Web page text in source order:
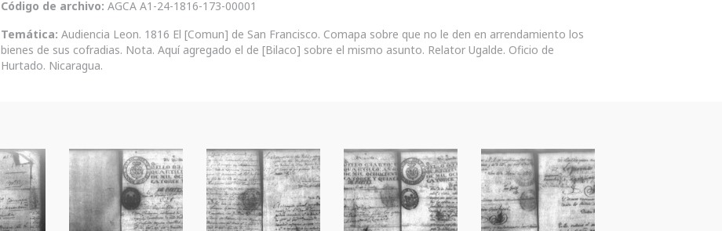
Código de archivo: AGCA A1-24-1816-173-00001
Temática: Audiencia Leon. 1816 El [Comun] de San Francisco. Comapa sobre que no le den en arrendamiento los
bienes de sus cofradias. Nota. Aquí agregado el de [Bilaco] sobre el mismo asunto. Relator Ugalde. Oficio de
Hurtado. Nicaragua.